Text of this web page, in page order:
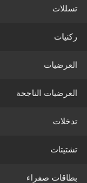
تسللات
ركنيات
العرضيات
العرضيات الناجحة
تدخلات
تشتيتات
بطاقات صفراء